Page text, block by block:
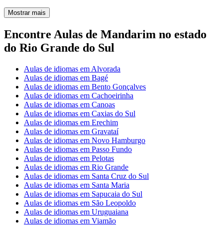
Mostrar mais
Encontre Aulas de Mandarim no estado
do Rio Grande do Sul
Aulas de idiomas em Alvorada
Aulas de idiomas em Bagé
Aulas de idiomas em Bento Gonçalves
Aulas de idiomas em Cachoeirinha
Aulas de idiomas em Canoas
Aulas de idiomas em Caxias do Sul
Aulas de idiomas em Erechim
Aulas de idiomas em Gravataí
Aulas de idiomas em Novo Hamburgo
Aulas de idiomas em Passo Fundo
Aulas de idiomas em Pelotas
Aulas de idiomas em Rio Grande
Aulas de idiomas em Santa Cruz do Sul
Aulas de idiomas em Santa Maria
Aulas de idiomas em Sapucaia do Sul
Aulas de idiomas em São Leopoldo
Aulas de idiomas em Uruguaiana
Aulas de idiomas em Viamão